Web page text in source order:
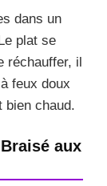
dans un
plat se
réchauffer, il
feux doux
bien chaud.
aux